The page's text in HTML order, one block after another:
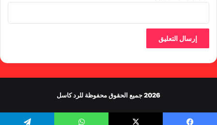
2026 جميع الحقوق محفوظة للرد كاسل